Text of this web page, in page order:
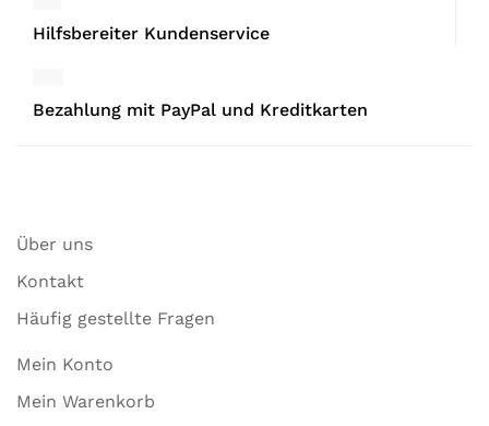
Hilfsbereiter Kundenservice
Bezahlung mit PayPal und Kreditkarten
Über uns
Kontakt
Häufig gestellte Fragen
Mein Konto
Mein Warenkorb